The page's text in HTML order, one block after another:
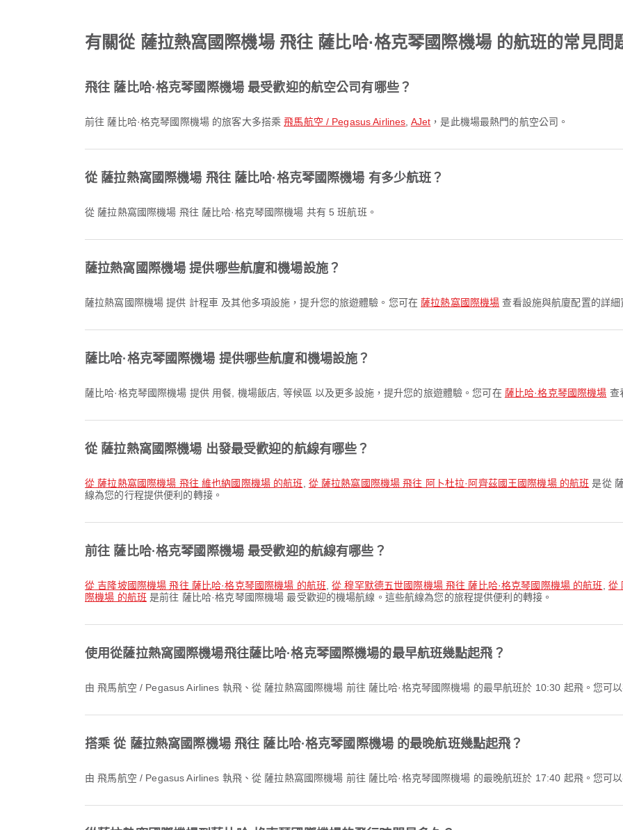
有關從 薩拉熱窩國際機場 飛往 薩比哈·格克琴國際機場 的航班的常見問
飛往 薩比哈·格克琴國際機場 最受歡迎的航空公司有哪些？
前往 薩比哈·格克琴國際機場 的旅客大多搭乘飛馬航空 / Pegasus Airlines AJet ，是此機場最熱門的航空公司。
從 薩拉熱窩國際機場 飛往 薩比哈·格克琴國際機場 有多少航班？
從 薩拉熱窩國際機場 飛往 薩比哈·格克琴國際機場 共有 5 班航班。
薩拉熱窩國際機場 提供哪些航廈和機場設施？
薩拉熱窩國際機場 提供 計程車 及其他多項設施，提升您的旅遊體驗。您可在薩拉熱窩國際機場 查看設施與航廈配置的詳細
薩比哈·格克琴國際機場 提供哪些航廈和機場設施？
薩比哈·格克琴國際機場 提供 用餐, 機場飯店, 等候區 以及更多設施，提升您的旅遊體驗。您可在 薩比哈·格克琴國際機場 查
從 薩拉熱窩國際機場 出發最受歡迎的航線有哪些？
從 薩拉熱窩國際機場 飛往 維也納國際機場 的航班 從 薩拉熱窩國際機場 飛往 阿卜杜拉·阿齊茲國王國際機場 的航班 是從
線為您的行程提供便利的轉接。
前往 薩比哈·格克琴國際機場 最受歡迎的航線有哪些？
從 吉隆坡國際機場 飛往 薩比哈·格克琴國際機場 的航班 ,從 穆罕默德五世國際機場 飛往 薩比哈·格克琴國際機場 的航班
從
際機場 的航班 是前往 薩比哈·格克琴國際機場 最受歡迎的機場航線。這些航線為您的旅程提供便利的轉接。
使用從薩拉熱窩國際機場飛往薩比哈·格克琴國際機場的最早航班幾點起飛？
由 飛馬航空 / Pegasus Airlines 執飛、從 薩拉熱窩國際機場 前往 薩比哈·格克琴國際機場 的最早航班於 10:30 起飛。您
搭乘 從 薩拉熱窩國際機場 飛往 薩比哈·格克琴國際機場 的最晚航班幾點起飛？
由 飛馬航空 / Pegasus Airlines 執飛、從 薩拉熱窩國際機場 前往 薩比哈·格克琴國際機場 的最晚航班於 17:40 起飛。您